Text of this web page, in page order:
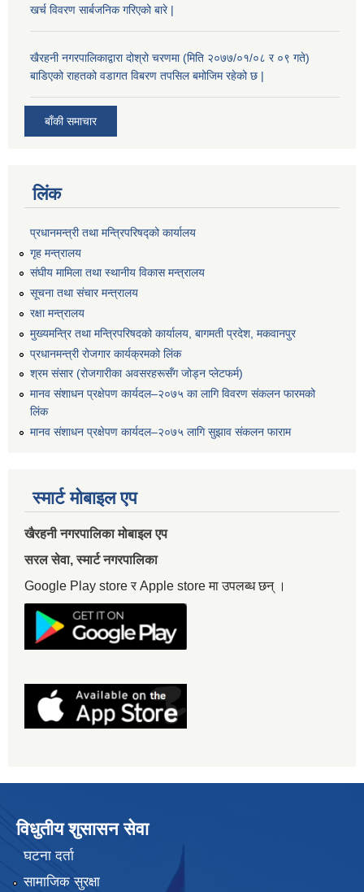
खर्च विवरण सार्बजनिक गरिएको बारे |
खैरहनी नगरपालिकाद्वारा दोश्रो चरणमा (मिति २०७७/०१/०८ र ०९ गते)
बाडिएको राहतको वडागत विबरण तपसिल बमोजिम रहेको छ |
बाँकी समाचार
लिंक
प्रधानमन्त्री तथा मन्त्रिपरिषद्को कार्यालय
गृह मन्त्रालय
संघीय मामिला तथा स्थानीय विकास मन्त्रालय
सूचना तथा संचार मन्त्रालय
रक्षा मन्त्रालय
मुख्यमन्त्रि तथा मन्त्रिपरिषदको कार्यालय, बागमती प्रदेश, मकवानपुर
प्रधानमन्त्री रोजगार कार्यक्रमको लिंक
श्रम संसार (रोजगारीका अवसरहरूसँग जोड्न प्लेटफर्म)
मानव संशाधन प्रक्षेपण कार्यदल–२०७५ का लागि विवरण संकलन फारमको
लिंक
मानव संशाधन प्रक्षेपण कार्यदल–२०७५ लागि सुझाव संकलन फाराम
स्मार्ट मोबाइल एप
खैरहनी नगरपालिका मोबाइल एप
सरल सेवा, स्मार्ट नगरपालिका
Google Play store र Apple store मा उपलब्ध छन् ।
विधुतीय शुसासन सेवा
घटना दर्ता
सामाजिक सुरक्षा